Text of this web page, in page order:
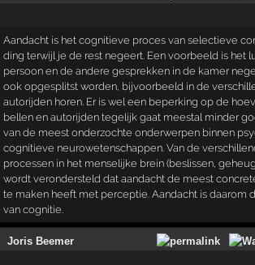
Aandacht is het cognitieve proces van selectieve
ding terwijl je de rest negeert. Een voorbeeld is het
persoon en de andere gesprekken in de kamer
ook opgesplitst worden, bijvoorbeeld in de
autorijden horen. Er is wel een beperking op de
bellen en autorijden tegelijk gaat meestal minder
van de meest onderzochte onderwerpen binnen
cognitieve neurowetenschappen. Van de
processen in het menselijke brein (beslissen,
wordt verondersteld dat aandacht de meest
te maken heeft met perceptie. Aandacht is daarom
van cognitie.
Joris Beemer